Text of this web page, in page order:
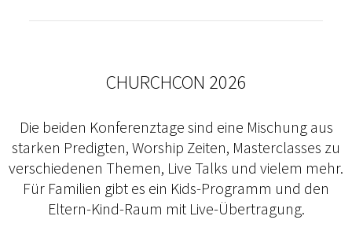
CHURCHCON 2026
Die beiden Konferenztage sind eine Mischung aus
starken Predigten, Worship Zeiten, Masterclasses zu
verschiedenen Themen, Live Talks und vielem mehr.
Für Familien gibt es ein Kids-Programm und den
Eltern-Kind-Raum mit Live-Übertragung.